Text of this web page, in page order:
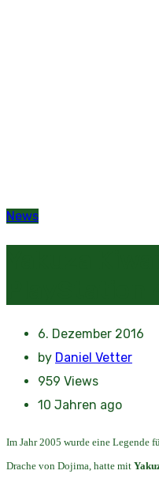
News
Yakuza
6. Dezember 2016
by Daniel Vetter
959 Views
10 Jahren ago
Im Jahr 2005 wurde eine Legende
Drache von Dojima, hatte mit